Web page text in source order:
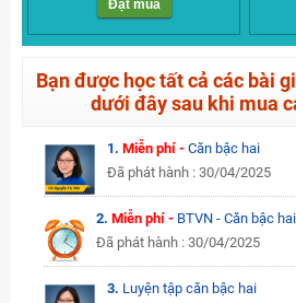
Đặt mua
Bạn được học tất cả các bài
dưới đây sau khi mua
1. Miễn phí - Căn bậc hai
Đã phát hành : 30/04/2025
2.Miễn phí - BTVN - Căn bậc hai
Đã phát hành : 30/04/2025
3. Luyện tập căn bậc hai